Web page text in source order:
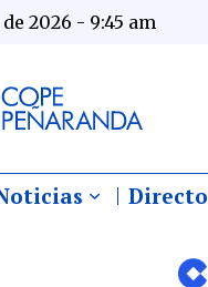
2026 - 9:45 am
Directo